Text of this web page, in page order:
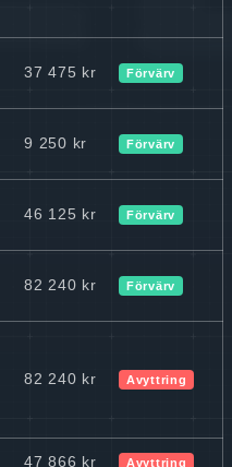
37 475 kr Förvärv
9 250 kr Förvärv
46 125 kr Förvärv
82 240 kr Förvärv
82 240 kr Avyttring
47 866 kr Avyttring